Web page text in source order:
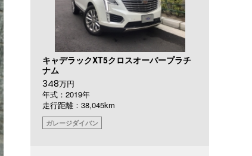
キャデラックXT5クロスオーバープラチ
ナム
348万円
年式：2019年
走行距離：38,045km
ガレージダイバン